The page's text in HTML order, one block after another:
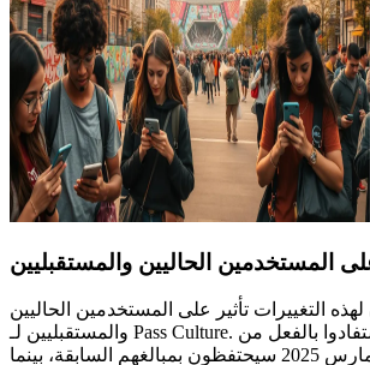
على المستخدمين الحاليين والمستقبليين
التغييرات تأثير على المستخدمين الحاليين
والمستقبليين لـ Pass Culture. الشباب الذين استفادوا بالفعل من
البرنامج قبل مارس 2025 سيحتفظون بمبالغهم السابقة، بينما